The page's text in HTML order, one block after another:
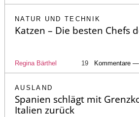
NATUR UND TECHNIK
Katzen – Die besten Chefs
Regina Bärthel 19 Kommentare
AUSLAND
Spanien schlägt mit
Italien zurück